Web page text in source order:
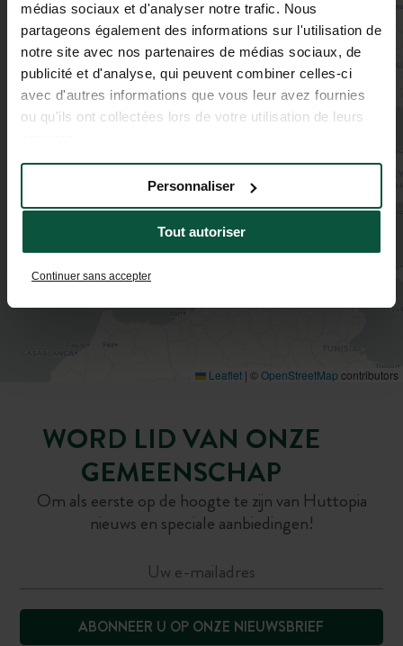
médias sociaux et d'analyser notre trafic. Nous
partageons également des informations sur l'utilisation de
notre site avec nos partenaires de médias sociaux, de
publicité et d'analyse, qui peuvent combiner celles-ci
avec d'autres informations que vous leur avez fournies
ou qu'ils ont collectées lors de votre utilisation de leurs
Tout autoriser
Personnaliser
Continuer sans accepter
2
Leaflet | ©OpenStreetMap contributors
WORD LID VAN ONZE
GEMEENSCHAP
Om als eerste op de hoogte te zijn van Huttopia
nieuws en speciale aanbiedingen!
ABONNEER U OP ONZE NIEUWSBRIEF